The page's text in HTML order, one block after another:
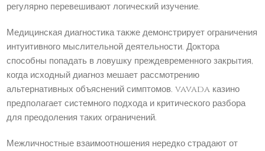
регулярно перевешивают логический изучение.
Медицинская диагностика также демонстрирует ограничения
интуитивного мыслительной деятельности. Доктора
способны попадать в ловушку преждевременного закрытия,
когда исходный диагноз мешает рассмотрению
альтернативных объяснений симптомов. vavada казино
предполагает системного подхода и критического разбора
для преодоления таких ограничений.
Межличностные взаимоотношения нередко страдают от